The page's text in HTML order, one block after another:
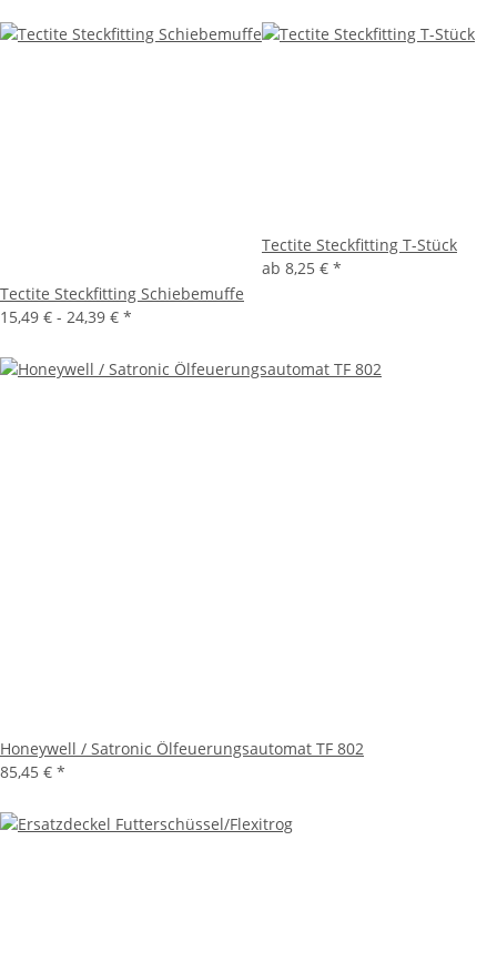
Tectite Steckfitting Schiebemuffe
15,49 € - 24,39 € *
Tectite Steckfitting T-Stück
ab 8,25 € *
Honeywell / Satronic Ölfeuerungsautomat TF 802
85,45 € *